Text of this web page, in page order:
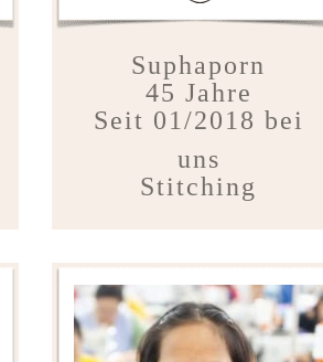
Suphaporn
45 Jahre
Seit 01/2018 bei
uns
Stitching